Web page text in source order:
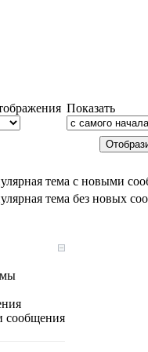
Показать
тема с новыми
тема без новых
сообщения